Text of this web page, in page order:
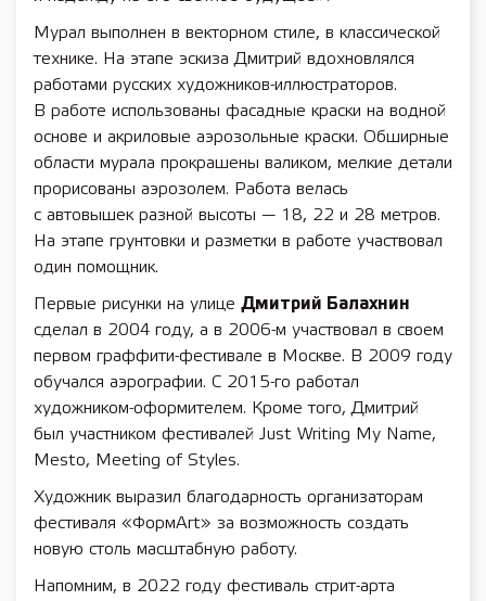
Мурал выполнен в векторном стиле, в классической
технике. На этапе эскиза Дмитрий вдохновлялся
работами русских художников-иллюстраторов.
В работе использованы фасадные краски на водной
основе и акриловые аэрозольные краски. Обширные
области мурала прокрашены валиком, мелкие детали
прорисованы аэрозолем. Работа велась
с автовышек разной высоты — 18, 22 и 28 метров.
На этапе грунтовки и разметки в работе участвовал
один помощник.
Первые рисунки на улице Дмитрий Балахнин
сделал в 2004 году, а в 2006-м участвовал в своем
первом граффити-фестивале в Москве. В 2009 году
обучался аэрографии. С 2015-го работал
художником-оформителем. Кроме того, Дмитрий
был участником фестивалей Just Writing My Name,
Mesto, Meeting of Styles.
Художник выразил благодарность организаторам
фестиваля «ФормArt» за возможность создать
новую столь масштабную работу.
Напомним, в 2022 году фестиваль стрит-арта